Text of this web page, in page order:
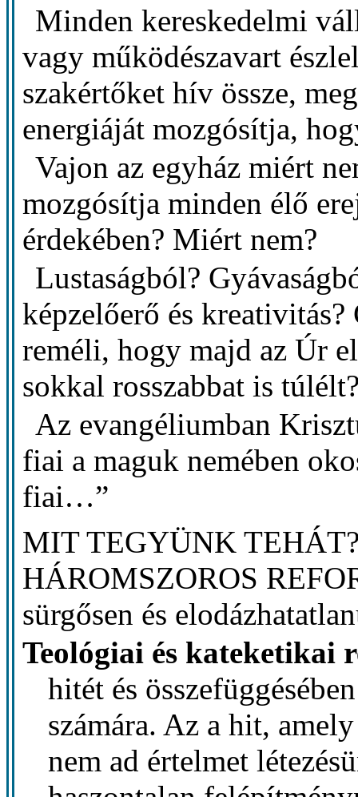
Minden kereskedelmi
vagy működészavart
szakértőket hív össze,
energiáját mozgósítja,
Vajon az egyház miért
mozgósítja minden élő
érdekében? Miért nem?
Lustaságból?
képzelőerő és
reméli, hogy majd az Úr
sokkal rosszabbat is
Az evangéliumban
fiai a maguk nemében
fiai…”
MIT TEGYÜNK
HÁROMSZOROS
sürgősen és
Teológiai és kateketikai
hitét és
számára. Az a hit,
nem ad értelmet